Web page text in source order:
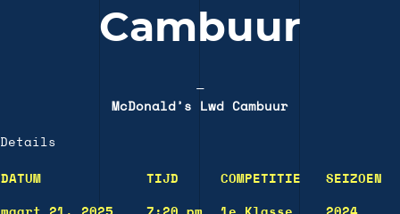
Cambuur
—
McDonald’s Lwd Cambuur
Details
DATUM TIJD COMPETITIE SEIZOEN